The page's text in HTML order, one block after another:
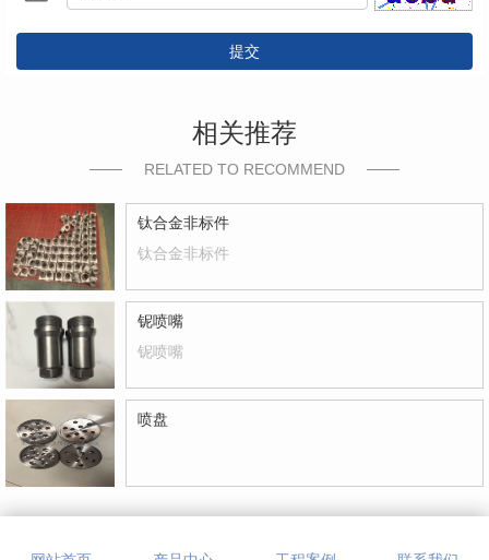
提交
相关推荐
RELATED TO RECOMMEND
钛合金非标件
钛合金非标件
铌喷嘴
铌喷嘴
喷盘